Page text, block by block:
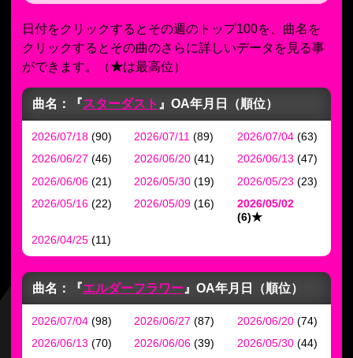
日付をクリックするとその週のトップ100を、曲名を
クリックするとその曲のさらに詳しいデータを見る事
ができます。
（★は最高位）
曲名：『スターダスト 』 OA年月日（順位）
2026/07/18(90) 2026/07/11 (89) 2026/07/04(63)
2026/06/27 (46) 2026/06/20 (41) 2026/06/13 (47)
2026/06/06(21) 2026/05/30 (19) 2026/05/23 (23)
2026/05/16(22) 2026/05/09 (16)
2026/05/02
(6)★
2026/04/25(11)
曲名：『エルダーフラワー』 OA年月日（順位）
2026/07/04(98) 2026/06/27 (87) 2026/06/20(74)
2026/06/13 (70) 2026/06/06 (39) 2026/05/30(44)